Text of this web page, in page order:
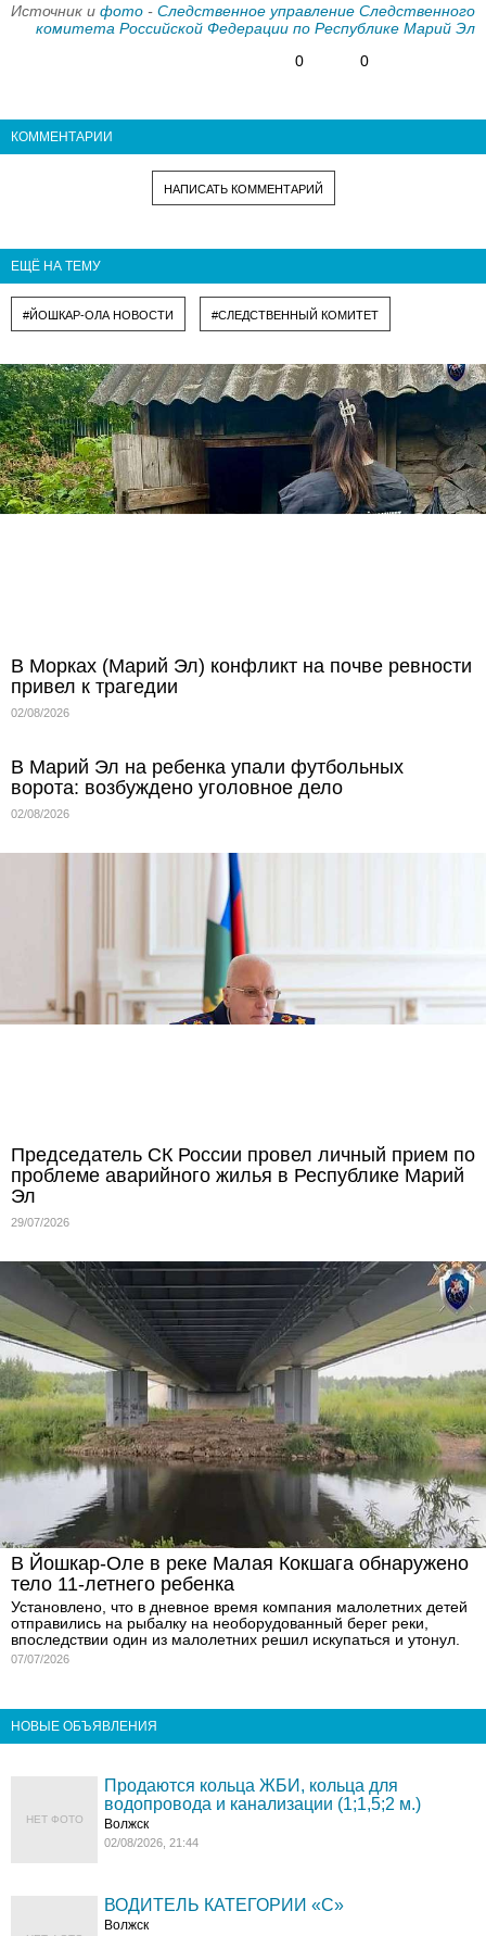
Источник и фото - Следственное управление Следственного
комитета Российской Федерации по Республике Марий Эл
0
0
КОММЕНТАРИИ
НАПИСАТЬ КОММЕНТАРИЙ
ЕЩЁ НА ТЕМУ
#ЙОШКАР-ОЛА НОВОСТИ #СЛЕДСТВЕННЫЙ КОМИТЕТ
В Морках (Марий Эл) конфликт на почве ревности
привел к трагедии
02/08/2026
В Марий Эл на ребенка упали футбольных
ворота: возбуждено уголовное дело
02/08/2026
Председатель СК России провел личный прием по
проблеме аварийного жилья в Республике Марий
Эл
29/07/2026
В Йошкар-Оле в реке Малая Кокшага обнаружено
тело 11-летнего ребенка
Установлено, что в дневное время компания малолетних детей
отправились на рыбалку на необорудованный берег реки,
впоследствии один из малолетних решил искупаться и утонул.
07/07/2026
НОВЫЕ ОБЪЯВЛЕНИЯ
НЕТ ФОТО
Продаются кольца ЖБИ, кольца для
водопровода и канализации (1;1,5;2 м.)
Волжск
02/08/2026, 21:44
ВОДИТЕЛЬ КАТЕГОРИИ «C»
Волжск